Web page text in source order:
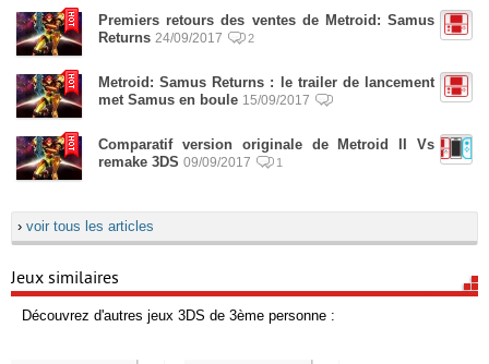
Premiers retours des ventes de Metroid: Samus
Returns 24/09/2017 2
Metroid: Samus Returns : le trailer de lancement
met Samus en boule 15/09/2017
Comparatif version originale de Metroid II Vs
remake 3DS 09/09/2017 1
› voir tous les articles
Jeux similaires
Découvrez d'autres jeux 3DS de 3ème personne :